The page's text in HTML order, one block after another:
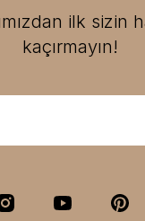
ilk sizin
kaçırmayın!